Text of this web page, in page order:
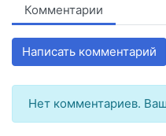
Комментарии
Написать комментарий
Нет комментариев.